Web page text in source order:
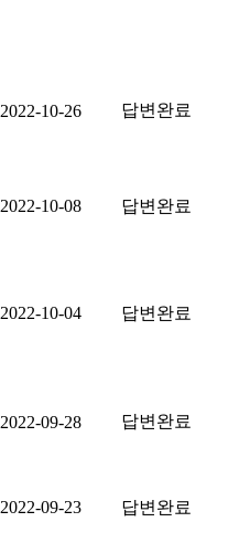
2022-10-26 답변완료
2022-10-08 답변완료
2022-10-04 답변완료
2022-09-28 답변완료
2022-09-23 답변완료